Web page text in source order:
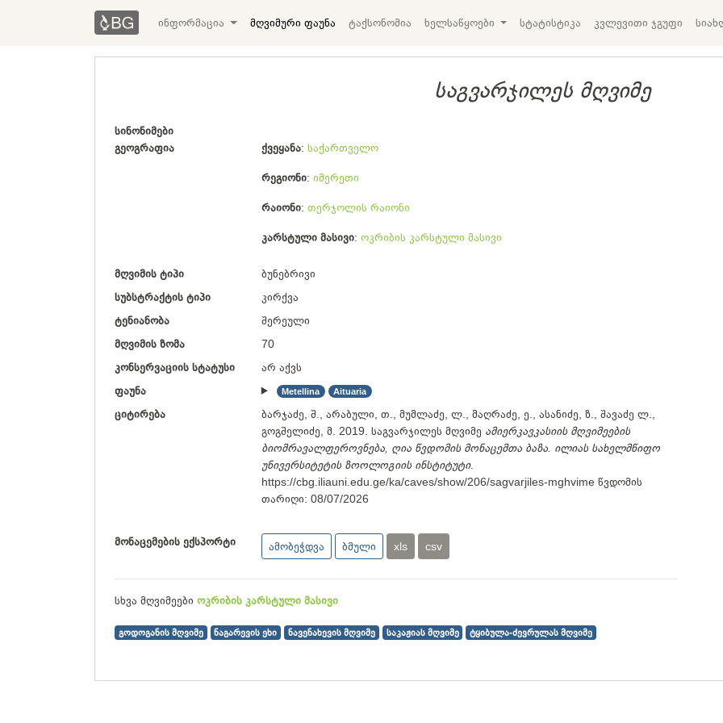
ინფორმაცია მღვიმური ფაუნა ტაქსონომია ხელსაწყოები სტატისტიკა კვლევითი ჯგუფი
საგვარჯილეს მღვიმე
სინონიმები
გეოგრაფია
ქვეყანა საქართველო
რეგიონი იმერეთი
რაიონი თერჯოლის რაიონი
კარსტული მასივი ოკრიბის კარსტული მასივი
მღვიმის ტიპი
ბუნებრივი
სუბსტრაქტის ტიპი
კირქვა
ტენიანობა
შერეული
მღვიმის ზომა
70
კონსერვაციის სტატუსი
არ აქვს
ფაუნა
Metellina Aituaria
ციტირება
ბარჯაძე, შ., არაბული, თ., მუმლაძე, ლ., მაღრაძე, ე., ასანიძე, ზ., შავაძე ლ.,
გოგშელიძე, მ. 2019. საგვარჯილეს მღვიმე ამიერკავკასიის მღვიმეების
ბიომრავალფეროვნება, ღია წვდომის მონაცემთა ბაზა. ილიას სახელმწიფო
უნივერსიტეტის ზოოლოგიის ინსტიტუტი.
https://cbg.iliauni.edu.ge/ka/caves/show/206/sagvarjiles-mghvimeწვდომის
თარიღი: 08/07/2026
მონაცემების ექსპორტი ამობეჭდვა ბმული xls csv
სხვა მღვიმეები ოკრიბის კარსტული მასივი
გოდოგანის მღვიმე ნაგარევის ეხი ნავენახევის მღვიმე საკაჟიას მღვიმე ტყიბულა-ძევრულას მღვიმე